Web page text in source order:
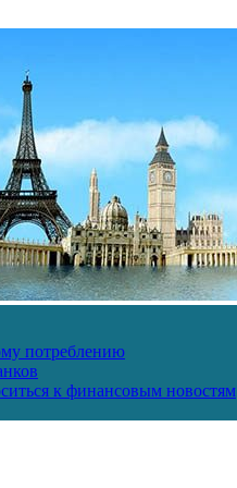
потреблению
к финансовым новостям